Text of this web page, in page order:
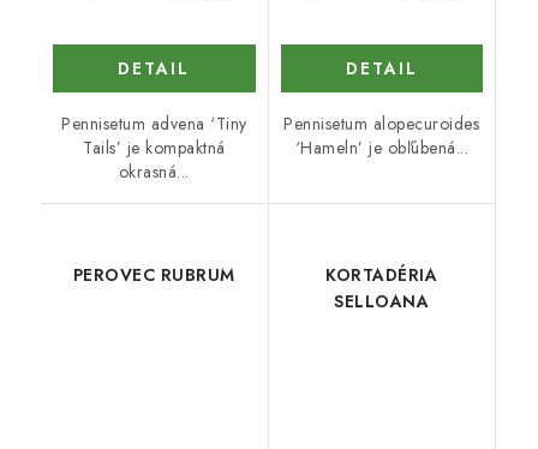
DETAIL
Pennisetum advena ‘Tiny
Tails’ je kompaktná
okrasná...
DETAIL
Pennisetum alopecuroides
‘Hameln’ je obľúbená...
PEROVEC RUBRUM
KORTADÉRIA
SELLOANA